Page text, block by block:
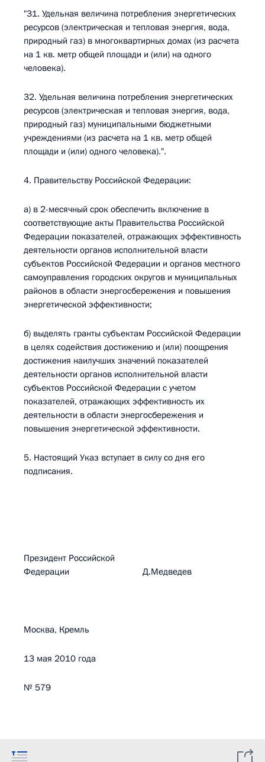
"31. Удельная величина потребления энергетических
ресурсов (электрическая и тепловая энергия, вода,
природный газ) в многоквартирных домах (из расчета
на 1 кв. метр общей площади и (или) на одного
человека).
32. Удельная величина потребления энергетических
ресурсов (электрическая и тепловая энергия, вода,
природный газ) муниципальными бюджетными
учреждениями (из расчета на 1 кв. метр общей
площади и (или) одного человека).".
4. Правительству Российской Федерации:
а) в 2-месячный срок обеспечить включение в
соответствующие акты Правительства Российской
Федерации показателей, отражающих эффективность
деятельности органов исполнительной власти
субъектов Российской Федерации и органов местного
самоуправления городских округов и муниципальных
районов в области энергосбережения и повышения
энергетической эффективности;
б) выделять гранты субъектам Российской Федерации
в целях содействия достижению и (или) поощрения
достижения наилучших значений показателей
деятельности органов исполнительной власти
субъектов Российской Федерации с учетом
показателей, отражающих эффективность их
деятельности в области энергосбережения и
повышения энергетической эффективности.
5. Настоящий Указ вступает в силу со дня его
подписания.
Президент Российской
Федерации Д.Медведев
Москва, Кремль
13 мая 2010 года
№ 579